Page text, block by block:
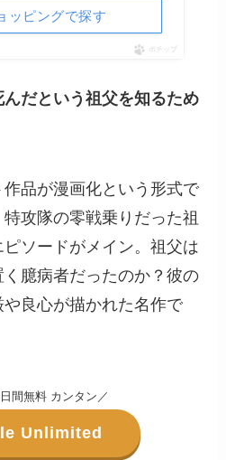
ッピングで探す
ポチップ
だという祖父を知るため
品が漫画化という形式で
攻隊の零戦乗りだった祖
ソードがメイン。祖父は
臆病者だったのか？彼の
良心が描かれた名作で
間無料 カンタン／
Unlimited